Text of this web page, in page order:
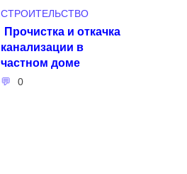
СТРОИТЕЛЬСТВО
Прочистка и откачка
канализации в
частном доме
0